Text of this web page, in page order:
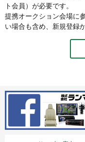
ト会員）が必要です。
提携オークション会場に
い場合も含め、新規登録